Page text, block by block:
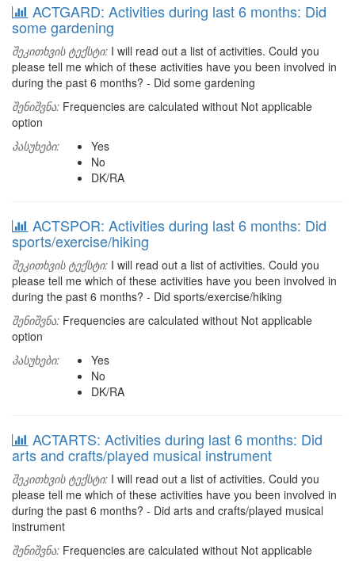
ACTGARD: Activities during last 6 months: Did
some gardening
შეკითხვის ტექსტი: I will read out a list of activities. Could you
please tell me which of these activities have you been involved in
during the past 6 months? - Did some gardening
შენიშვნა: Frequencies are calculated without Not applicable
option
პასუხები:
Yes
No
DK/RA
ACTSPOR: Activities during last 6 months: Did
sports/exercise/hiking
შეკითხვის ტექსტი: I will read out a list of activities. Could you
please tell me which of these activities have you been involved in
during the past 6 months? - Did sports/exercise/hiking
შენიშვნა: Frequencies are calculated without Not applicable
option
პასუხები:
Yes
No
DK/RA
ACTARTS: Activities during last 6 months: Did
arts and crafts/played musical instrument
შეკითხვის ტექსტი: I will read out a list of activities. Could you
please tell me which of these activities have you been involved in
during the past 6 months? - Did arts and crafts/played musical
instrument
შენიშვნა: Frequencies are calculated without Not applicable